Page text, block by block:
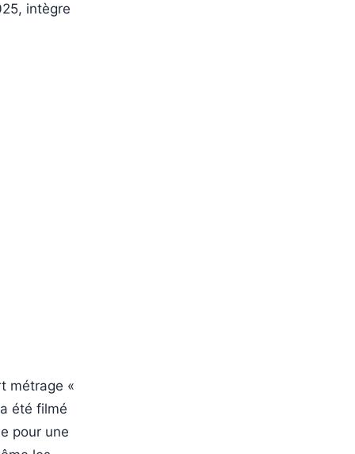
intègre
métrage «
été filmé
pour une